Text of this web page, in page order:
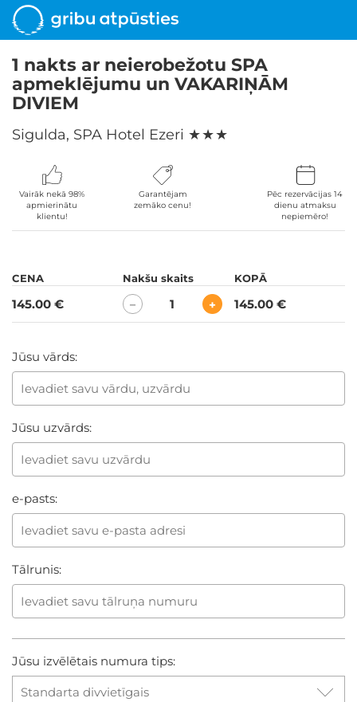
1 nakts ar neierobežotu SPA
apmeklējumu un VAKARIŅĀM
DIVIEM
Sigulda, SPA Hotel Ezeri ★ ★ ★
Vairāk nekā 98%
apmierinātu
klientu!
Garantējam
zemāko cenu!
Pēc rezervācijas 14
dienu atmaksu
nepiemēro!
CENA Nakšu skaits KOPĀ
145.00 € − 1 + 145.00 €
Jūsu vārds:
Jūsu uzvārds:
e-pasts:
Tālrunis:
Jūsu izvēlētais numura tips: